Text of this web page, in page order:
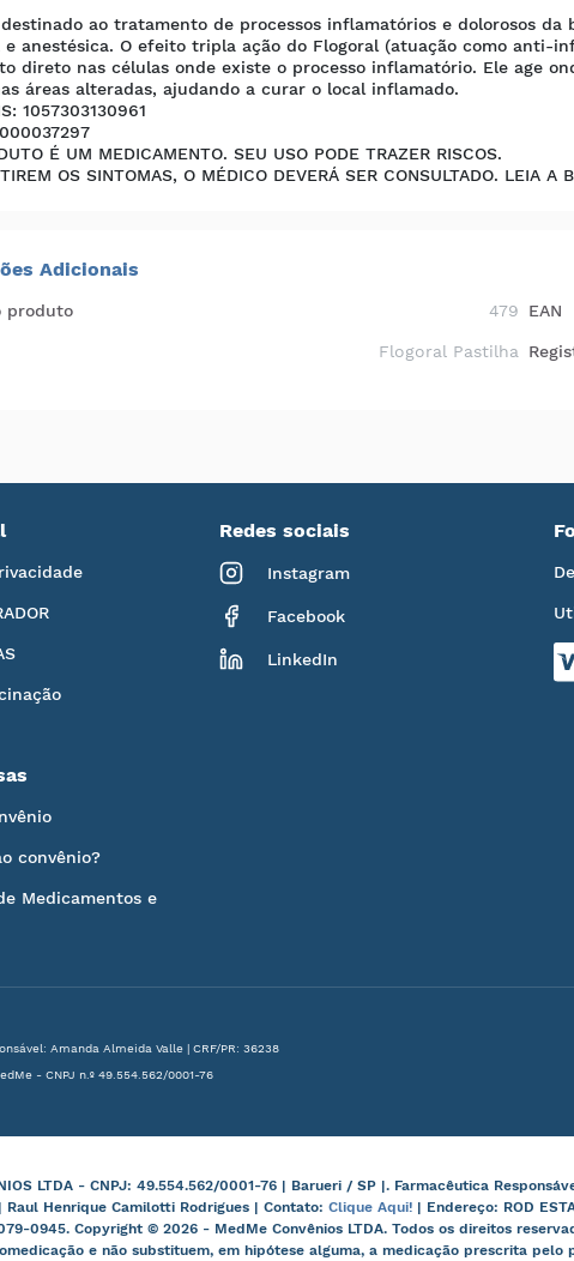
ao tratamento de processos inflamatórios e dolorosos
e anestésica. O efeito tripla ação do Flogoral (atuação como anti-
direto nas células onde existe o processo inflamatório. Ele age
áreas alteradas, ajudando a curar o local inflamado.
: 1057303130961
É UM MEDICAMENTO. SEU USO PODE TRAZER RISCOS.
OS SINTOMAS, O MÉDICO DEVERÁ SER CONSULTADO. LEIA A
Adicionais
produto 479 EAN
Flogoral Pastilha
convênio?
Medicamentos e
Redes sociais
Instagram
Facebook
LinkedIn
Amanda Almeida Valle | CRF/PR: 36238
- CNPJ n.º 49.554.562/0001-76
LTDA - CNPJ: 49.554.562/0001-76 | Barueri / SP |. Farmacêutica
Raul Henrique Camilotti Rodrigues | Contato: Clique Aqui! | Endereço: ROD
0945. Copyright © 2026 - MedMe Convênios LTDA. Todos os direitos
e não substituem, em hipótese alguma, a medicação prescrita